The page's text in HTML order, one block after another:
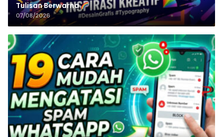
Tulisan‌‌‌‌‌‌‌‌‌‌‌‌‌‌‌‌ Berwarna
07/08/2026